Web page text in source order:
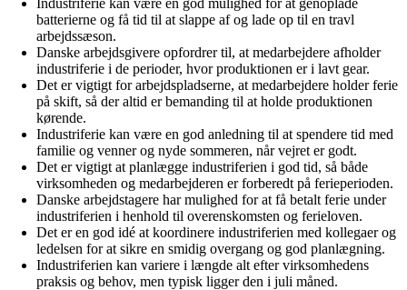
batterierne og få tid til at slappe af og lade op til en travl
arbejdssæson.
Danske arbejdsgivere opfordrer til, at medarbejdere afholder
industriferie i de perioder, hvor produktionen er i lavt gear.
Det er vigtigt for arbejdspladserne, at medarbejdere holder ferie
på skift, så der altid er bemanding til at holde produktionen
kørende.
Industriferie kan være en god anledning til at spendere tid med
familie og venner og nyde sommeren, når vejret er godt.
Det er vigtigt at planlægge industriferien i god tid, så både
virksomheden og medarbejderen er forberedt på ferieperioden.
Danske arbejdstagere har mulighed for at få betalt ferie under
industriferien i henhold til overenskomsten og ferieloven.
Det er en god idé at koordinere industriferien med kollegaer og
ledelsen for at sikre en smidig overgang og god planlægning.
Industriferien kan variere i længde alt efter virksomhedens
praksis og behov, men typisk ligger den i juli måned.